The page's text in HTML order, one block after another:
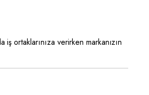
ortaklarınıza verirken markanızın